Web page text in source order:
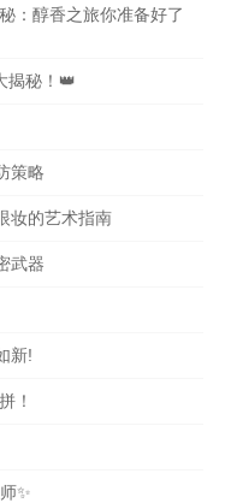
：醇香之旅你准备好了
揭秘！👑
策略
妆的艺术指南
武器
新!
！
✨